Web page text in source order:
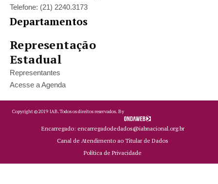
Telefone: (21) 2240.3173
Departamentos
Representação
Estadual
Representantes
Acesse a Agenda
Copyright ©2019 IAB.Todos os direitos reservados. By
Encarregado: encarregadodedados@iabnacional.org.br
Canal de Atendimento ao Titular de Dados
Política de Privacidade